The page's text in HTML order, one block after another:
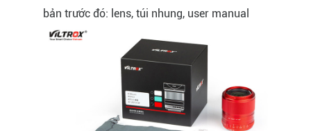
bản trước đó: lens, túi nhung, user manual